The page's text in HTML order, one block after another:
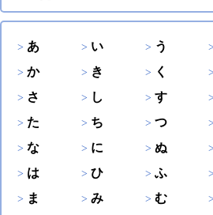
あ い う
か
き く
さ
し す
た
ち つ
な
に ぬ
は
ひ ふ
ま
み む